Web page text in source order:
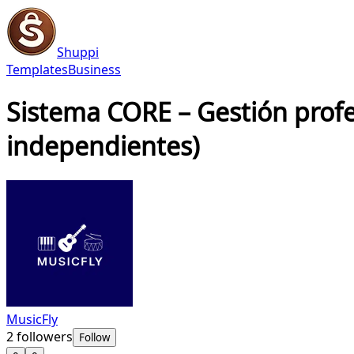
Shuppi
TemplatesBusiness
Sistema CORE – Gestión
independientes)
MusicFly
2followers Follow